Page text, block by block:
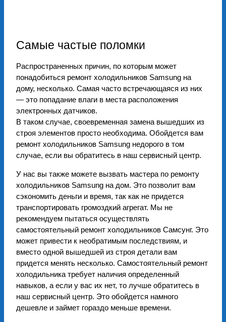
Самые частые поломки
Распространенных причин, по которым может
понадобиться ремонт холодильников Samsung на
дому, несколько. Самая часто встречающаяся из них
— это попадание влаги в места расположения
электронных датчиков.
В таком случае, своевременная замена вышедших из
строя элементов просто необходима. Обойдется вам
ремонт холодильников Samsung недорого в том
случае, если вы обратитесь в наш сервисный центр.
У нас вы также можете вызвать мастера по ремонту
холодильников Samsung на дом. Это позволит вам
сэкономить деньги и время, так как не придется
транспортировать громоздкий агрегат. Мы не
рекомендуем пытаться осуществлять
самостоятельный ремонт холодильников Самсунг. Это
может привести к необратимым последствиям, и
вместо одной вышедшей из строя детали вам
придется менять несколько. Самостоятельный ремонт
холодильника требует наличия определенный
навыков, а если у вас их нет, то лучше обратитесь в
наш сервисный центр. Это обойдется намного
дешевле и займет гораздо меньше времени.